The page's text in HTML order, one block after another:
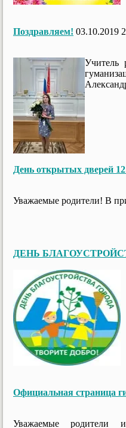
Поздравляем! 03.10.2019
Учитель
День открытых дверей 12
Уважаемые родители! В
ДЕНЬ
Официальная страница
Уважаемые родители